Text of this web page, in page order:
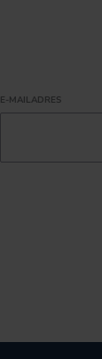
E-MAILADRES